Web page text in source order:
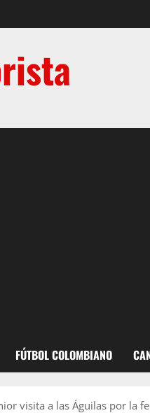
FÚTBOL COLOMBIANO
visita a las Águilas por la